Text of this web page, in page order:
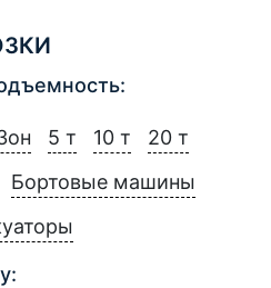
5 т 10 т
20 т
Бортовые машины